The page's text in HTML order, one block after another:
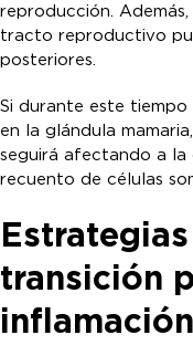
reproducción.
tracto reproductivo
posteriores.
Si durante este
en la glándula
seguirá afectando a la
recuento de células
transición